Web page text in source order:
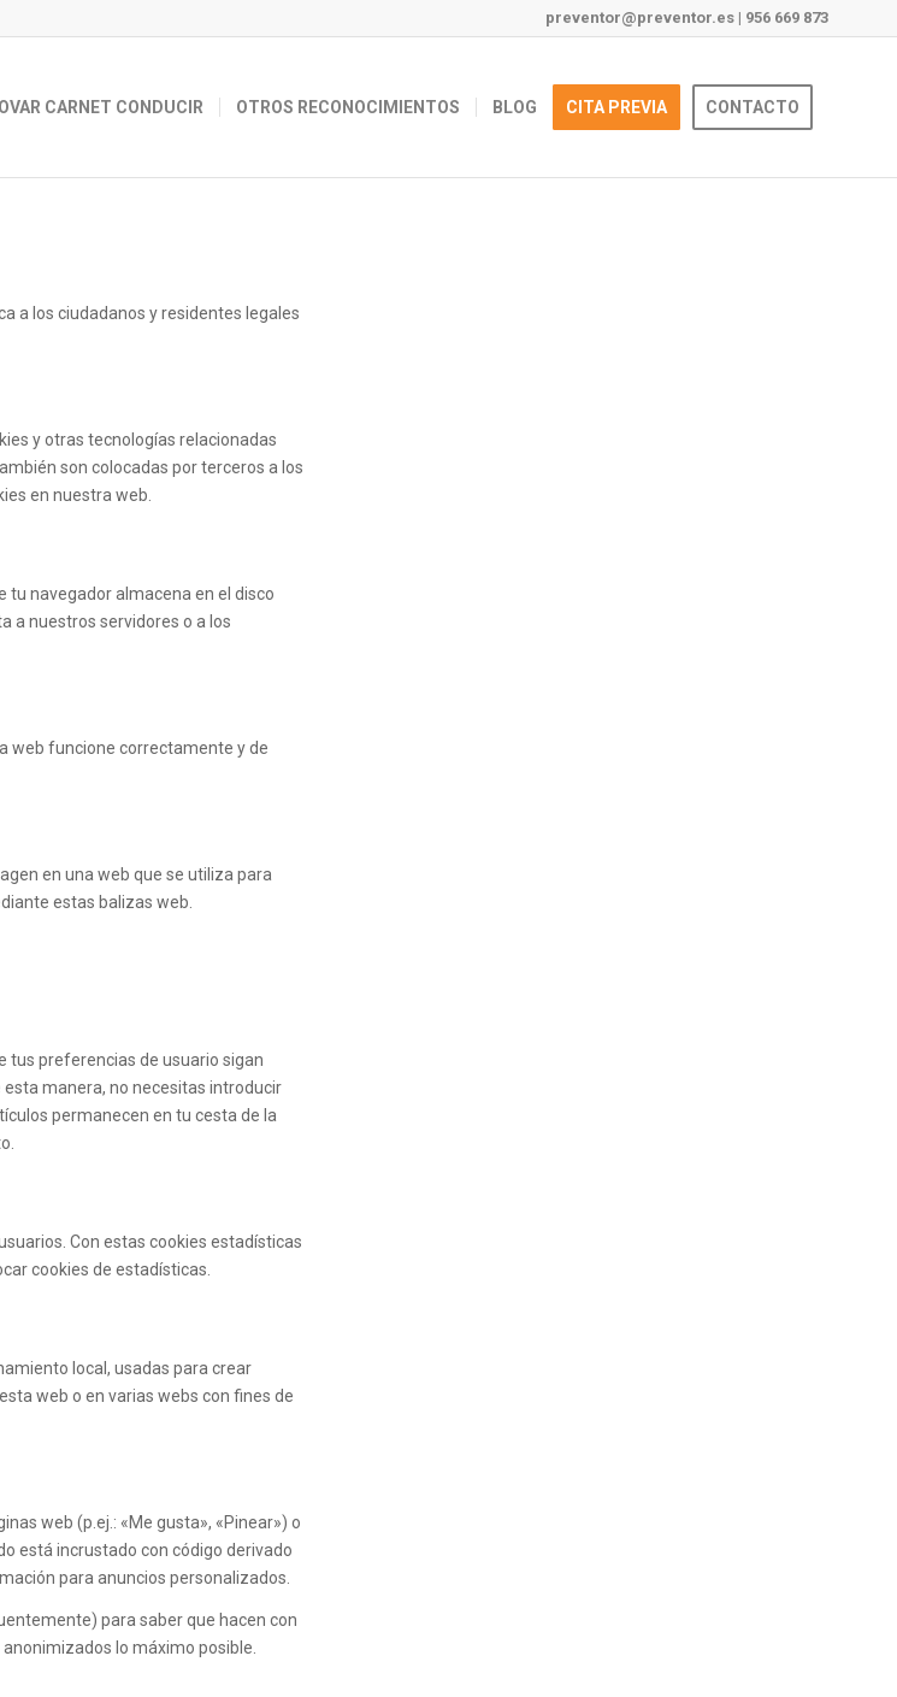
preventor@preventor.es | 956 669 873
CARNET CONDUCIR OTROS RECONOCIMIENTOS BLOG CITA PREVIA CONTACTO
a los ciudadanos y residentes legales
y otras tecnologías relacionadas
son colocadas por terceros a los
en nuestra web.
tu navegador almacena en el disco
a nuestros servidores o a los
web funcione correctamente y de
en una web que se utiliza para
estas balizas web.
tus preferencias de usuario sigan
manera, no necesitas introducir
permanecen en tu cesta de la
Con estas cookies estadísticas
cookies de estadísticas.
local, usadas para crear
web o en varias webs con fines de
web (p.ej.: «Me gusta», «Pinear») o
está incrustado con código derivado
para anuncios personalizados.
para saber que hacen con
lo máximo posible.